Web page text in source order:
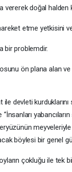
doğal halden
etme yetkisini
bir problemdir.
ön plana alan
ile devleti
böylesi bir genel
çokluğu ile tek